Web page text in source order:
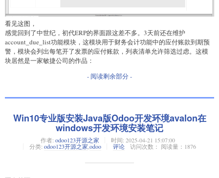
看见这图，
感觉回到了中世纪，初代ERP的界面跟这差不多。3天前还在维护
account_due_list功能模块，这模块用于财务会计功能中的应付账款到期预
警，模块会列出每笔开了发票的应付账款，列表清单允许筛选过虑。这模
块居然是一家敏捷公司的作品：
- 阅读剩余部分 -
Win10专业版安装Java版Odoo开发环境avalon在
windows开发环境安装笔记
作者: odoo123开源之家 时间: 2025-04-21 15:07:00
分类: odoo123开源之家,odoo 评论 访问次数： 阅读量：1876